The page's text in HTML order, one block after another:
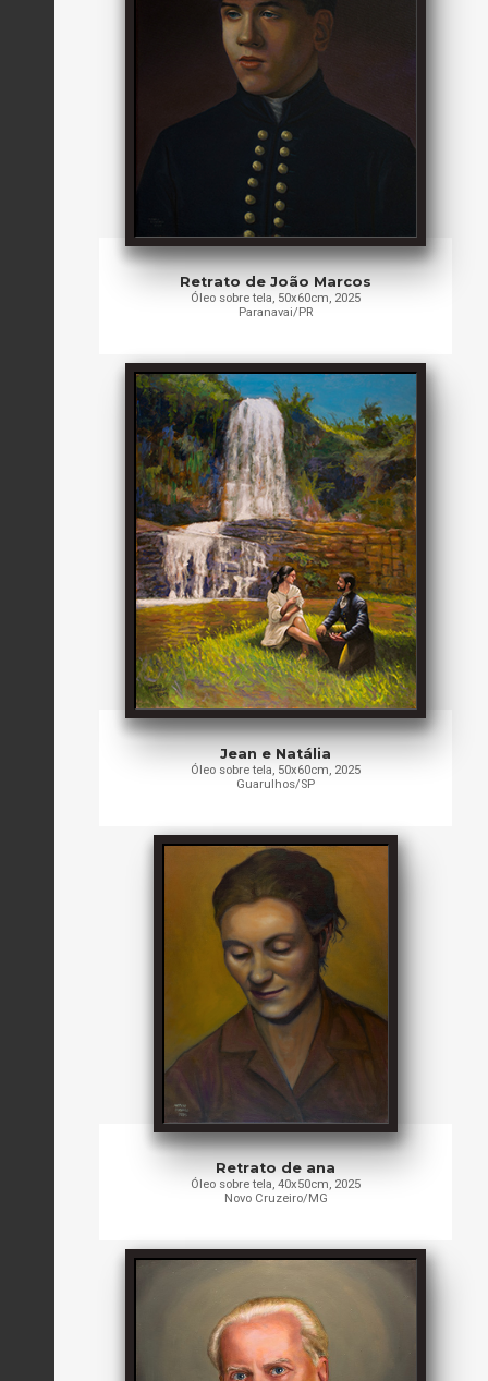
Retrato de João Marcos
Óleo sobre tela, 50x60cm, 2025
Paranavai/PR
Jean e Natália
Óleo sobre tela, 50x60cm, 2025
Guarulhos/SP
Retrato de ana
Óleo sobre tela, 40x50cm, 2025
Novo Cruzeiro/MG